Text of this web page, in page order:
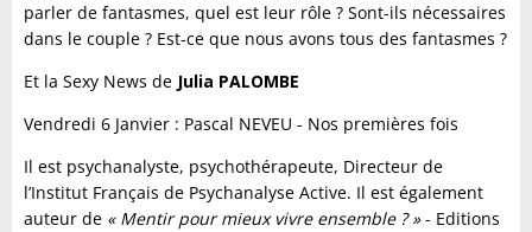
parler de fantasmes, quel est leur rôle ? Sont-ils nécessaires
dans le couple ? Est-ce que nous avons tous des fantasmes ?
Et la Sexy News de Julia PALOMBE
Vendredi 6 Janvier : Pascal NEVEU - Nos premières fois
Il est psychanalyste, psychothérapeute, Directeur de
l’Institut Français de Psychanalyse Active. Il est également
auteur de « Mentir pour mieux vivre ensemble ? »- Editions